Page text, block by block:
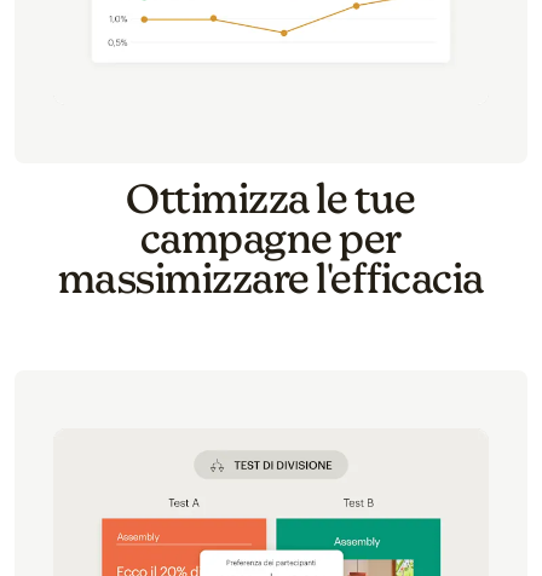
Ottimizza le tue
campagne per
massimizzare l'efficacia